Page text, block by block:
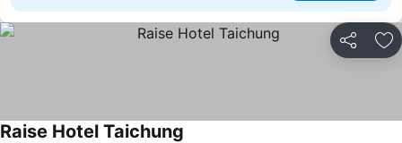
分享 加
Raise Hotel Taichung